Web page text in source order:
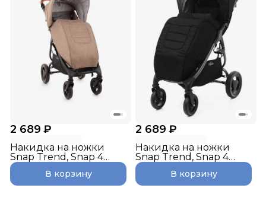
2 689 ₽
Накидка на ножки
Snap Trend, Snap 4
Trend, цвет:Cappuccino
В корзину
2 689 ₽
Накидка на ножки
Snap Trend, Snap 4
Trend, цвет: Night
В корзину